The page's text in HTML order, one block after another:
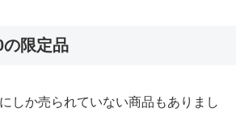
限定品
しか売られていない商品もありまし